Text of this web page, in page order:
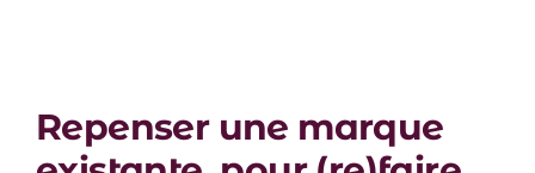
Repenser une marque